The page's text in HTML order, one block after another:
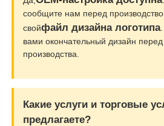
сообщите нам перед
свойфайл дизайна логотипа
вами окончательный дизайн
производства.
Какие услуги и торговые
предлагаете?